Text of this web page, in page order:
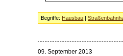
Begriffe: Hausbau |
09. September 2013